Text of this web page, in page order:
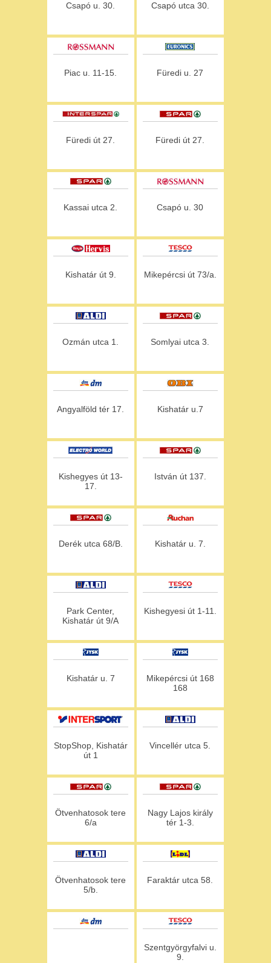
Csapó u. 30. Csapó utca 30.
Piac u. 11-15. Füredi u. 27
Füredi út 27. Füredi út 27.
Kassai utca 2. Csapó u. 30
Kishatár út 9. Mikepércsi út 73/a.
Ozmán utca 1. Somlyai utca 3.
Angyalföld tér 17. Kishatár u.7
Kishegyes út 13-
17.
István út 137.
Derék utca 68/B. Kishatár u. 7.
Park Center,
Kishatár út 9/A
Kishegyesi út 1-11.
Kishatár u. 7
Mikepércsi út 168
168
StopShop, Kishatár
út 1
Vincellér utca 5.
Ötvenhatosok tere
6/a
Nagy Lajos király
tér 1-3.
Ötvenhatosok tere
5/b.
Faraktár utca 58.
Szentgyörgyfalvi u.
9.